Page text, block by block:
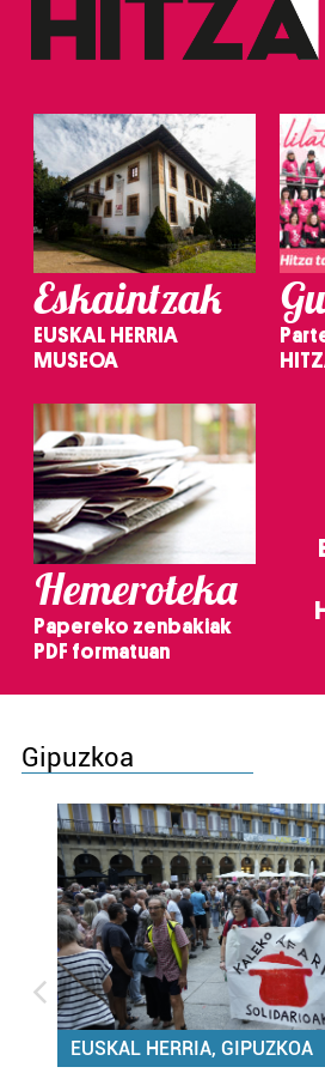
Eskaintzak
EUSKAL HERRIA
MUSEOA
Hemeroteka
Papereko zenbakiak
PDF formatuan
Gipuzkoa
EUSKAL HERRIA, GIPUZKOA